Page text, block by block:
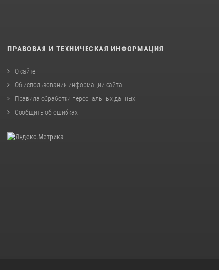
ПРАВОВАЯ И ТЕХНИЧЕСКАЯ ИНФОРМАЦИЯ
О сайте
Об использовании информации сайта
Правила обработки персональных данных
Сообщить об ошибках